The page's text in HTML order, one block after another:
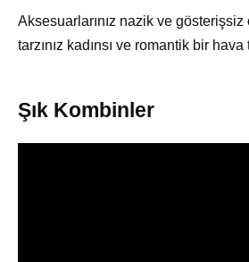
Aksesuarlarınız nazik ve gösterişsiz
tarzınız kadınsı ve romantik bir hava
Şık Kombinler